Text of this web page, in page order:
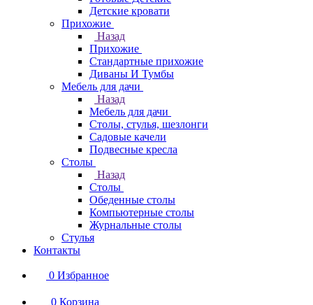
Детские кровати
Прихожие
Назад
Прихожие
Стандартные прихожие
Диваны И Тумбы
Мебель для дачи
Назад
Мебель для дачи
Столы, стулья, шезлонги
Садовые качели
Подвесные кресла
Столы
Назад
Столы
Обеденные столы
Компьютерные столы
Журнальные столы
Стулья
Контакты
0 Избранное
0 Корзина